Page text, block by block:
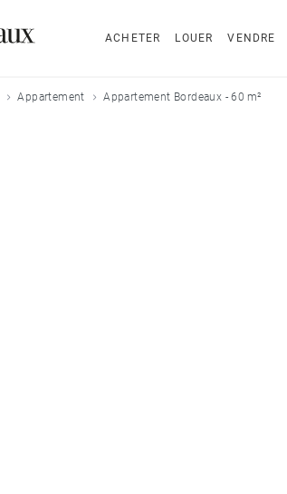
ACHETER LOUER VENDRE
Appartement Appartement Bordeaux - 60 m²